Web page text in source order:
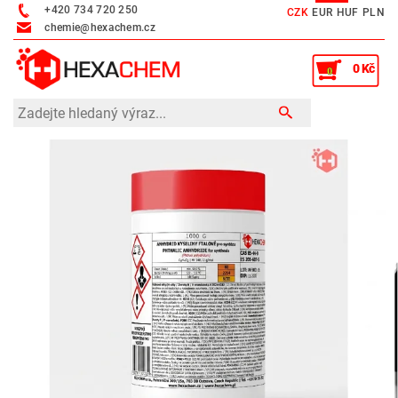
+420 734 720 250
chemie@hexachem.cz
CZK EUR HUF PLN
0 0 Kč